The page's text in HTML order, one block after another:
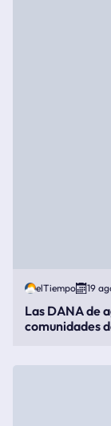
elTiempo 19
Las DANA de
comunidades